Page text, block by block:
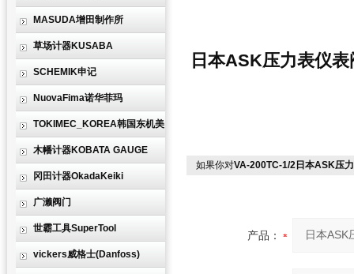
MASUDA增田制作所
草场计器KUSABA
SCHEMIK申记
NuovaFima诺华菲玛
TOKIMEC_KOREA韩国东机美
木幡计器KOBATA GAUGE
冈田计器OkadaKeiki
广濑阀门
世霸工具SuperTool
vickers威格士(Danfoss)
日本ASK压力表仪
如果你对VA-200TC-1/2日本ASK压
产品：